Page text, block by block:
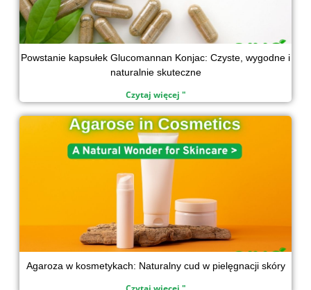
Powstanie kapsułek Glucomannan Konjac: Czyste, wygodne i
naturalnie skuteczne
Czytaj więcej "
Agaroza w kosmetykach: Naturalny cud w pielęgnacji skóry